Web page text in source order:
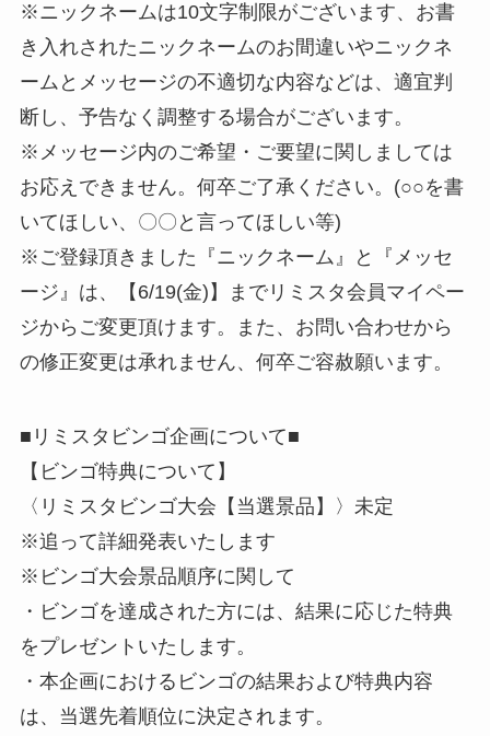
※ニックネームは10文字制限がございます、お書
き入れされたニックネームのお間違いやニックネ
ームとメッセージの不適切な内容などは、適宜判
断し、予告なく調整する場合がございます。
※メッセージ内のご希望・ご要望に関しましては
お応えできません。何卒ご了承ください。(○○を書
いてほしい、〇〇と言ってほしい等)
※ご登録頂きました『ニックネーム』と『メッセ
ージ』は、【6/19(金)】までリミスタ会員マイペー
ジからご変更頂けます。また、お問い合わせから
の修正変更は承れません、何卒ご容赦願います。
■リミスタビンゴ企画について■
【ビンゴ特典について】
〈リミスタビンゴ大会【当選景品】〉未定
※追って詳細発表いたします
※ビンゴ大会景品順序に関して
・ビンゴを達成された方には、結果に応じた特典
をプレゼントいたします。
・本企画におけるビンゴの結果および特典内容
は、当選先着順位に決定されます。